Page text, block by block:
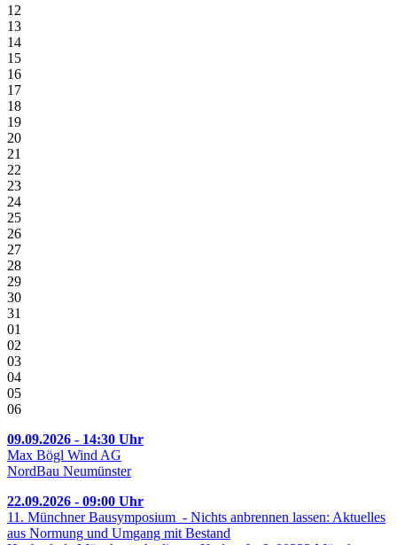
12
13
14
15
16
17
18
19
20
21
22
23
24
25
26
27
28
29
30
31
01
02
03
04
05
06
09.09.2026 - 14:30 Uhr
Max Bögl Wind AG
NordBau Neumünster
22.09.2026 - 09:00 Uhr
11. Münchner Bausymposium - Nichts anbrennen lassen: Aktuelles
aus Normung und Umgang mit Bestand